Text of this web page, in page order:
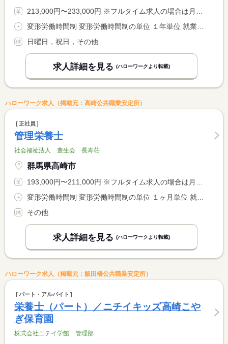
213,000円〜233,000円 ※フルタイム求人の場合は月額（換算額）、パート求人の場合は時間額を表示しています。
日曜日，祝日，その他
求人詳細を見る (ハローワークより転載)
ハローワーク求人（掲載元：高崎公共職業安定所）
正社員
管理栄養士
社会福祉法人 豊生会 長寿荘
群馬県高崎市
193,000円〜211,000円 ※フルタイム求人の場合は月額（換算額）、パート求人の場合は時間額を表示しています。
その他
求人詳細を見る (ハローワークより転載)
ハローワーク求人（掲載元：飯田橋公共職業安定所）
パート・アルバイト
栄養士（パート）／ニチイキッズ高崎こや
ぎ保育園
株式会社ニチイ学館 管理部